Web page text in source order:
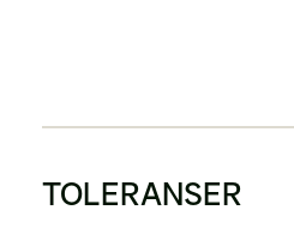
TOLERANSER